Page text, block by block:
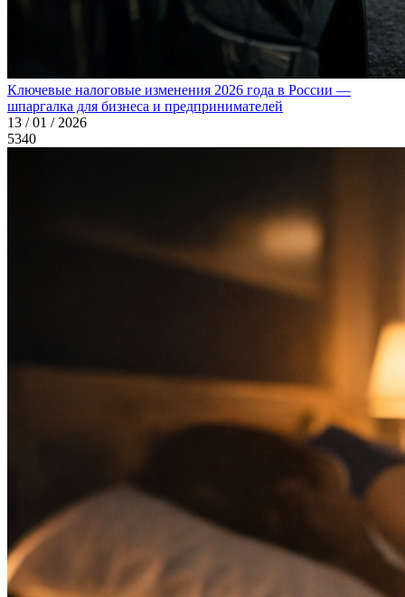
Ключевые налоговые изменения 2026 года в России —
шпаргалка для бизнеса и предпринимателей
13 / 01 / 2026
5340